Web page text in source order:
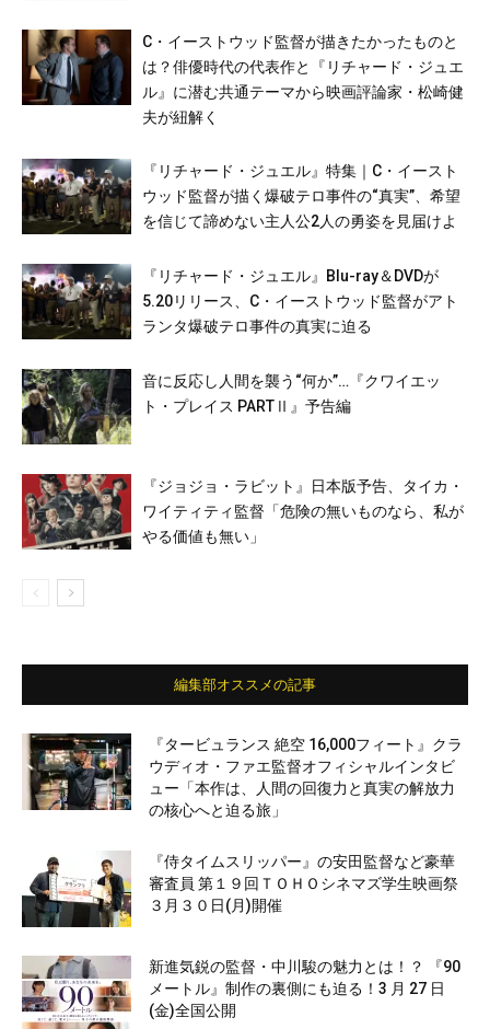
C・イーストウッド監督が描きたかったものと
は？俳優時代の代表作と『リチャード・ジュエ
ル』に潜む共通テーマから映画評論家・松崎健
夫が紐解く
『リチャード・ジュエル』特集｜C・イースト
ウッド監督が描く爆破テロ事件の“真実”、希望
を信じて諦めない主人公2人の勇姿を見届けよ
『リチャード・ジュエル』Blu-ray＆DVDが
5.20リリース、C・イーストウッド監督がアト
ランタ爆破テロ事件の真実に迫る
音に反応し人間を襲う“何か”…『クワイエッ
ト・プレイス PARTⅡ』予告編
『ジョジョ・ラビット』日本版予告、タイカ・
ワイティティ監督「危険の無いものなら、私が
やる価値も無い」
編集部オススメの記事
『タービュランス 絶空 16,000フィート』クラ
ウディオ・ファエ監督オフィシャルインタビ
ュー「本作は、人間の回復力と真実の解放力
の核心へと迫る旅」
『侍タイムスリッパー』の安田監督など豪華
審査員 第１９回ＴＯＨＯシネマズ学生映画祭
３月３０日(月)開催
新進気鋭の監督・中川駿の魅力とは！？ 『90
メートル』制作の裏側にも迫る！3 月 27 日
(金)全国公開